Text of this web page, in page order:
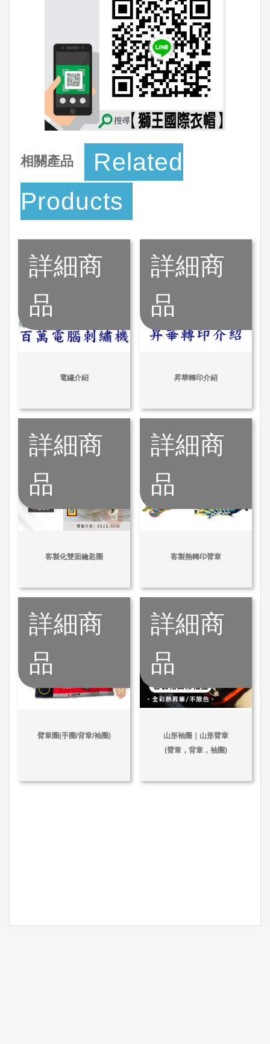
相關產品
Related
Products
詳細商
品
電繡介紹
詳細商
品
昇華轉印介紹
詳細商
品
客製化雙面鑰匙圈
詳細商
品
客製熱轉印臂章
詳細商
品
臂章圈(手圈/背章/袖圈)
詳細商
品
山形袖圈｜山形臂章
(臂章，背章，袖圈)